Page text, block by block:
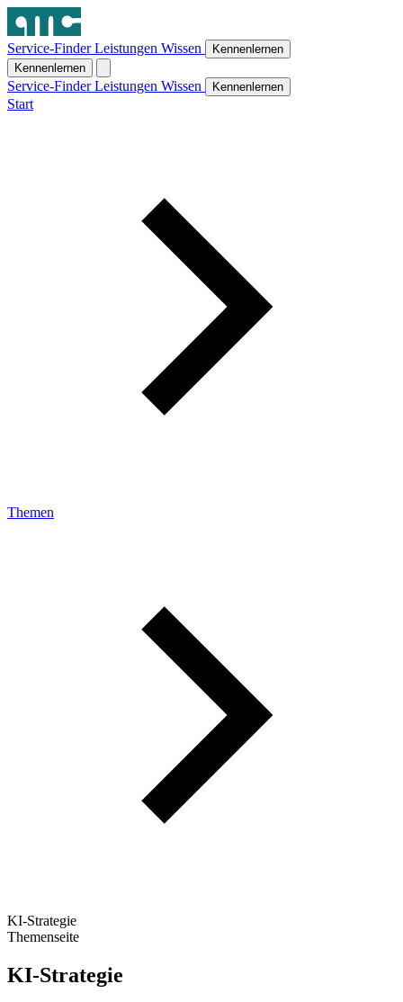
Service-FinderLeistungen Wissen
Kennenlernen
Kennenlernen
Service-FinderLeistungen Wissen Kennenlernen
Start
Themen
KI-Strategie
Themenseite
KI-Strategie